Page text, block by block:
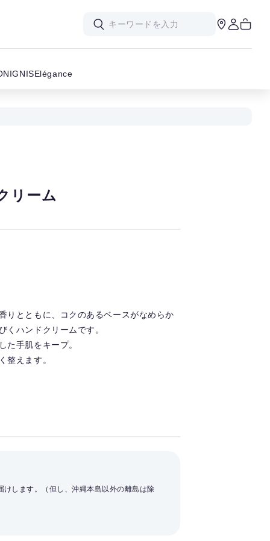
IGNISElégance
リーム
りとともに、コクのあるベースがなめらか
くハンドクリームです。
た手肌をキープ。
整えます。
します。（但し、沖縄本島以外の離島は除